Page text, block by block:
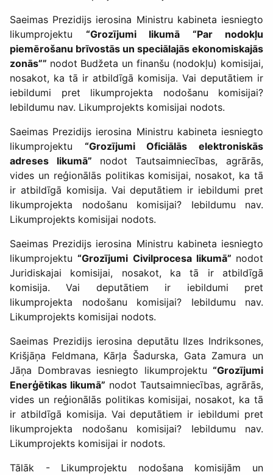
Saeimas Prezidijs ierosina Ministru kabineta iesniegto
likumprojektu “Grozījumi likumā “Par nodokļu
piemērošanu brīvostās un speciālajās ekonomiskajās
zonās”” nodot Budžeta un finanšu (nodokļu) komisijai,
nosakot, ka tā ir atbildīgā komisija. Vai deputātiem ir
iebildumi pret likumprojekta nodošanu komisijai?
Iebildumu nav. Likumprojekts komisijai nodots.
Saeimas Prezidijs ierosina Ministru kabineta iesniegto
likumprojektu “Grozījumi Oficiālās elektroniskās
adreses likumā” nodot Tautsaimniecības, agrārās,
vides un reģionālās politikas komisijai, nosakot, ka tā
ir atbildīgā komisija. Vai deputātiem ir iebildumi pret
likumprojekta nodošanu komisijai? Iebildumu nav.
Likumprojekts komisijai nodots.
Saeimas Prezidijs ierosina Ministru kabineta iesniegto
likumprojektu“Grozījumi Civilprocesa likumā” nodot
Juridiskajai komisijai, nosakot, ka tā ir atbildīgā
komisija. Vai deputātiem ir iebildumi pret
likumprojekta nodošanu komisijai? Iebildumu nav.
Likumprojekts komisijai nodots.
Saeimas Prezidijs ierosina deputātu Ilzes Indriksones,
Krišjāņa Feldmana, Kārļa Šadurska, Gata Zamura un
Jāņa Dombravas iesniegto likumprojektu “Grozījumi
Enerģētikas likumā” nodot Tautsaimniecības, agrārās,
vides un reģionālās politikas komisijai, nosakot, ka tā
ir atbildīgā komisija. Vai deputātiem ir iebildumi pret
likumprojekta nodošanu komisijai? Iebildumu nav.
Likumprojekts komisijai ir nodots.
Tālāk - Likumprojektu nodošana komisijām un